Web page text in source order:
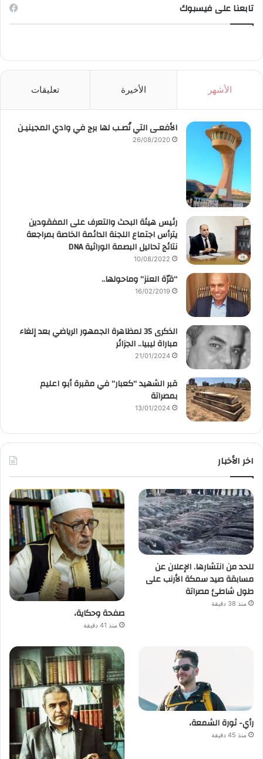
تابعنا على فيسبوك
الأشهر الأخيرة تعليقات
الأفعـى التي نُصـب لها برج في وادي المجينيـن
26/08/2020
رئيس هيئة البحث والتعرف على المفقودين
يترأس اجتماع اللجنة الدائمة الخاصة بمراجعة
نتائج تحاليل البصمة الوراثية DNA
10/08/2022
“قرّة العنز” وماحولها..
16/02/2019
الذكرى 35 لمظاهرة الجمهور الرياضي بعد إلغاء
مباراة ليبيا.. الجزائر
21/01/2024
قبر الشهيد “كعبار” في مقبرة أبو اعليم
بمصراتة
13/01/2024
اخر الأخبار
للحد من انتشارها. الإعلان عن
مسابقة صيد سمكة الأرنب على
طول شاطئ مصراتة
منذ 38 دقيقة
صفحة وحكاية،
منذ 41 دقيقة
رأي- ثورة الشمعة،
منذ 45 دقيقة